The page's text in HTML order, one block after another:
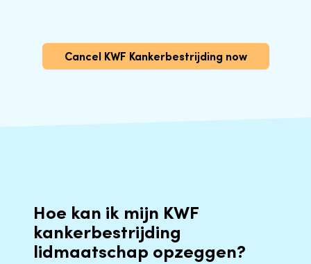
Cancel KWF Kankerbestrijding now
Hoe kan ik mijn KWF
kankerbestrijding
lidmaatschap opzeggen?